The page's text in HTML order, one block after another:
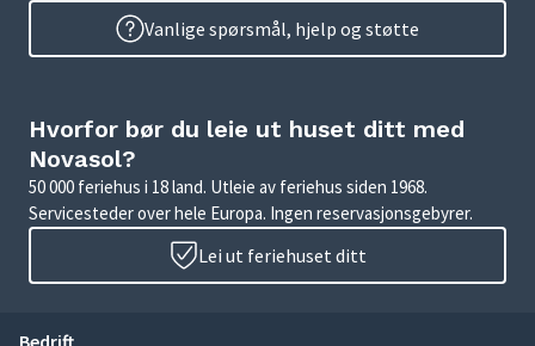
Vanlige spørsmål, hjelp og støtte
Hvorfor bør du leie ut huset ditt med
Novasol?
50 000 feriehus i 18 land. Utleie av feriehus siden 1968.
Servicesteder over hele Europa. Ingen reservasjonsgebyrer.
Lei ut feriehuset ditt